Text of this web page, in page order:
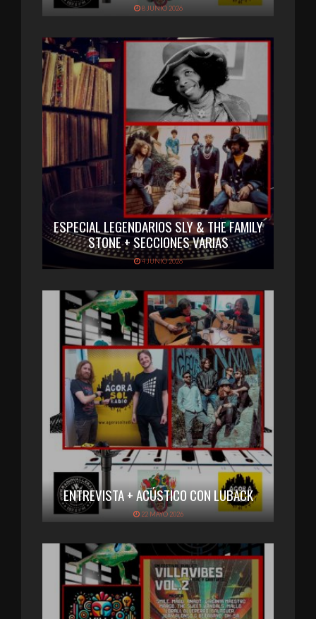
8 JUNIO 2026
ESPECIAL LEGENDARIOS SLY & THE FAMILY
STONE + SECCIONES VARIAS
4 JUNIO 2026
ENTREVISTA + ACÚSTICO CON LUBACK
22 MAYO 2026